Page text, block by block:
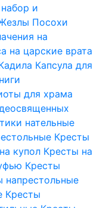
и
Посохи
на
на царские врата
Капсула для
для храма
нательные
Кресты
купол Кресты на
Кресты
напрестольные
Кресты